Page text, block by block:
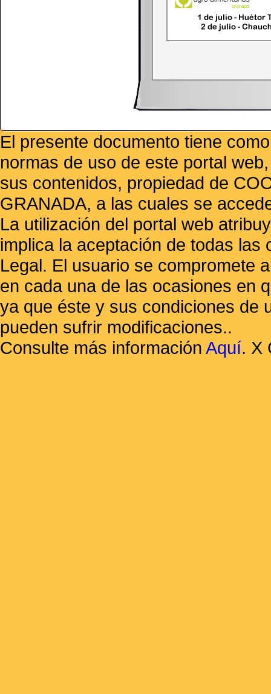
El presente documento tiene
normas de uso de este portal
sus contenidos, propiedad de
GRANADA, a las cuales se
La utilización del portal web
implica la aceptación de todas
Legal. El usuario se compromete
en cada una de las ocasiones en
ya que éste y sus condiciones de
pueden sufrir modificaciones..
Consulte más información Aquí. X